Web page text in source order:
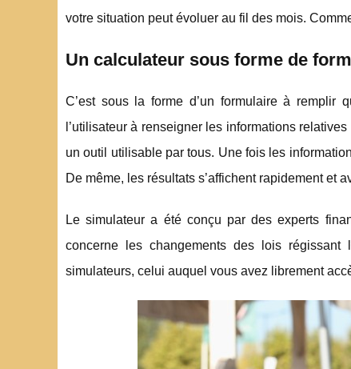
votre situation peut évoluer au fil des mois.
Un calculateur sous forme de
C’est sous la forme d’un formulaire à remplir
l’utilisateur à renseigner les informations
un outil utilisable par tous. Une fois les
De même, les résultats s’affichent rapidement et
Le simulateur a été conçu par des experts
concerne les changements des lois
simulateurs, celui auquel vous avez librement